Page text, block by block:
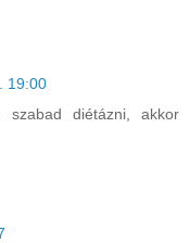
19:00
diétázni, akkor